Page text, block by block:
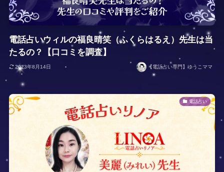
電話占いウィルの福良晴笑（ふくらはるえ）先生は当
たるの？【口コミを調査】
2023年8月14日 【電話占い専門】ゆうこママ
電話占い